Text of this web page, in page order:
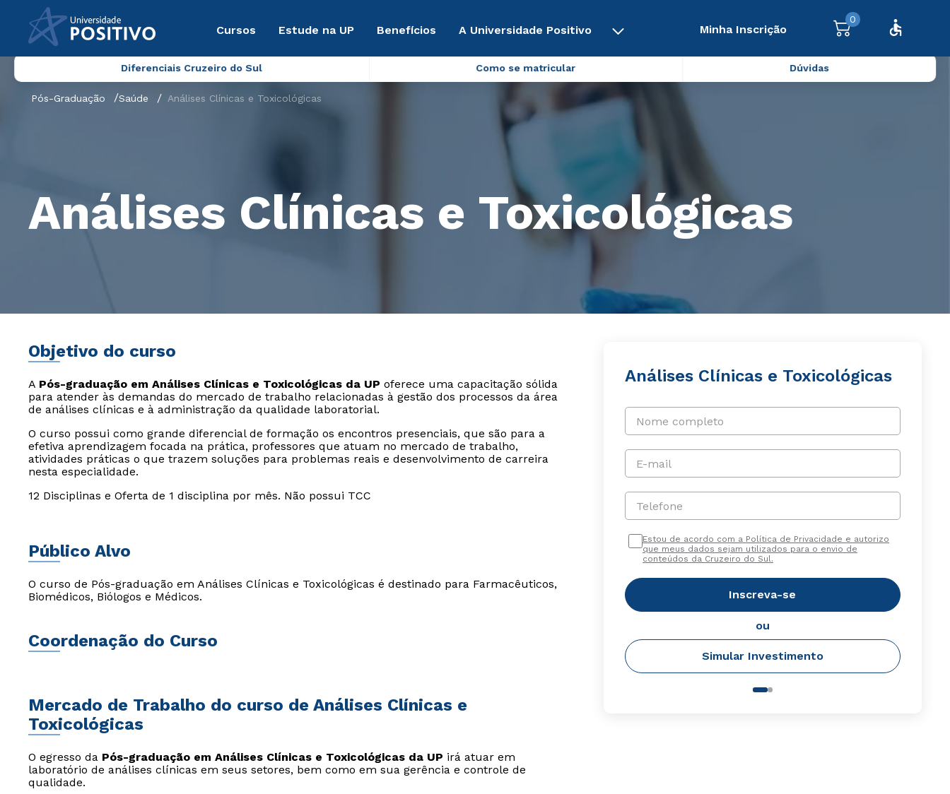
Cursos Estude na UP Benefícios A Universidade Positivo Minha Inscrição
0
Diferenciais Cruzeiro do Sul Como se matricular Dúvidas
Pós-Graduação Saúde Análises Clínicas e Toxicológicas
Análises Clínicas e Toxicológicas
Objetivo do curso
A Pós-graduação em Análises Clínicas e Toxicológicas da UP oferece uma capacitação sólida
para atender às demandas do mercado de trabalho relacionadas à gestão dos processos da área
de análises clínicas e à administração da qualidade laboratorial.
O curso possui como grande diferencial de formação os encontros presenciais, que são para a
efetiva aprendizagem focada na prática, professores que atuam no mercado de trabalho,
atividades práticas o que trazem soluções para problemas reais e desenvolvimento de carreira
nesta especialidade.
12 Disciplinas e Oferta de 1 disciplina por mês. Não possui TCC
Público Alvo
O curso de Pós-graduação em Análises Clínicas e Toxicológicas é destinado para Farmacêuticos,
Biomédicos, Biólogos e Médicos.
Coordenação do Curso
Mercado de Trabalho do curso de Análises Clínicas e
Toxicológicas
O egresso da Pós-graduação em Análises Clínicas e Toxicológicas da UP irá atuar em
laboratório de análises clínicas em seus setores, bem como em sua gerência e controle de
qualidade.
Análises Clínicas e Toxicológicas
Nome completo
E-mail
Telefone
Estou de acordo com a Política de Privacidade e autorizo
que meus dados sejam utilizados para o envio de
conteúdos da Cruzeiro do Sul.
Inscreva-se
ou
Simular Investimento